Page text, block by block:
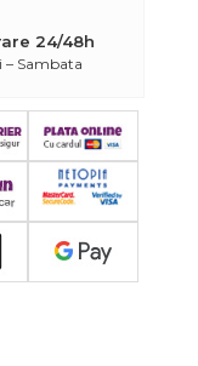
24/48h
– Sambata